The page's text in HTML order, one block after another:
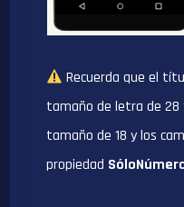
Recuerda que el
tamaño de letra de
tamaño de 18 y los
propiedad